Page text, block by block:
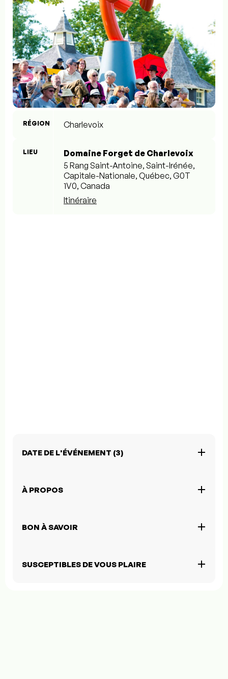
RÉGION Charlevoix
LIEU
Domaine Forget de Charlevoix
5 Rang Saint-Antoine, Saint-Irénée,
Capitale-Nationale, Québec, G0T
1V0, Canada
Itinéraire
DATE DE L'ÉVÉNEMENT (3)
À PROPOS
BON À SAVOIR
SUSCEPTIBLES DE VOUS PLAIRE